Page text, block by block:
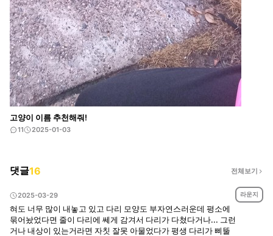
고양이 이름 추천해줘!
11 2025-01-03
댓글16 전체보기
2025-03-29 라운지
혀도 너무 많이 내놓고 있고 다리 모양도 부자연스러운데 평소에
묶어놨었다면 줄이 다리에 쎄게 감겨서 다리가 다쳤다거나... 그런
거나 내상이 있는거라면 자칫 잘못 아물었다가 평생 다리가 삐뚤